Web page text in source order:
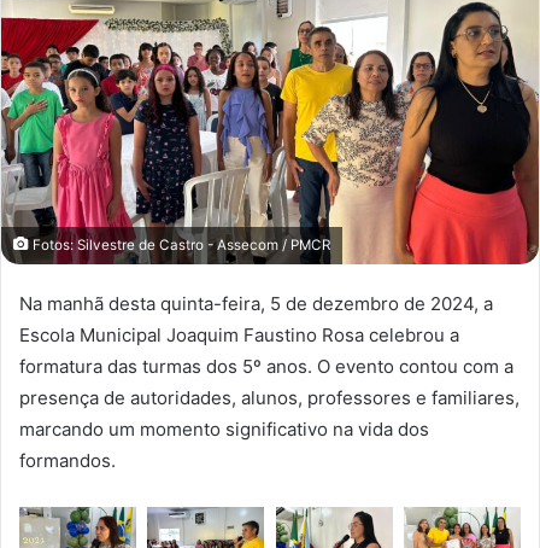
Fotos: Silvestre de Castro - Assecom / PMCR
Na manhã desta quinta-feira, 5 de dezembro de 2024, a
Escola Municipal Joaquim Faustino Rosa celebrou a
formatura das turmas dos 5º anos. O evento contou com a
presença de autoridades, alunos, professores e familiares,
marcando um momento significativo na vida dos
formandos.